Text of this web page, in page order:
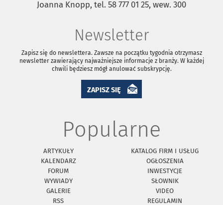
Joanna Knopp, tel. 58 777 01 25, wew. 300
Newsletter
Zapisz się do newslettera. Zawsze na początku tygodnia otrzymasz
newsletter zawierający najważniejsze informacje z branży. W każdej
chwili będziesz mógł anulować subskrypcję.
ZAPISZ SIĘ
Popularne
ARTYKUŁY
KATALOG FIRM I USŁUG
KALENDARZ
OGŁOSZENIA
FORUM
INWESTYCJE
WYWIADY
SŁOWNIK
GALERIE
VIDEO
RSS
REGULAMIN